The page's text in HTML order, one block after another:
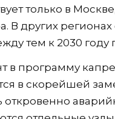
только в
В других
тем к 2030
в программу
в скорейшей